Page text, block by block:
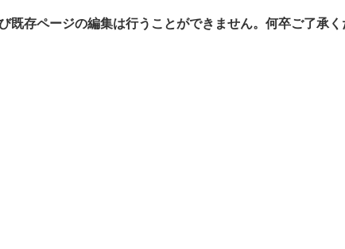
既存ページの編集は行うことができません。何卒ご了承